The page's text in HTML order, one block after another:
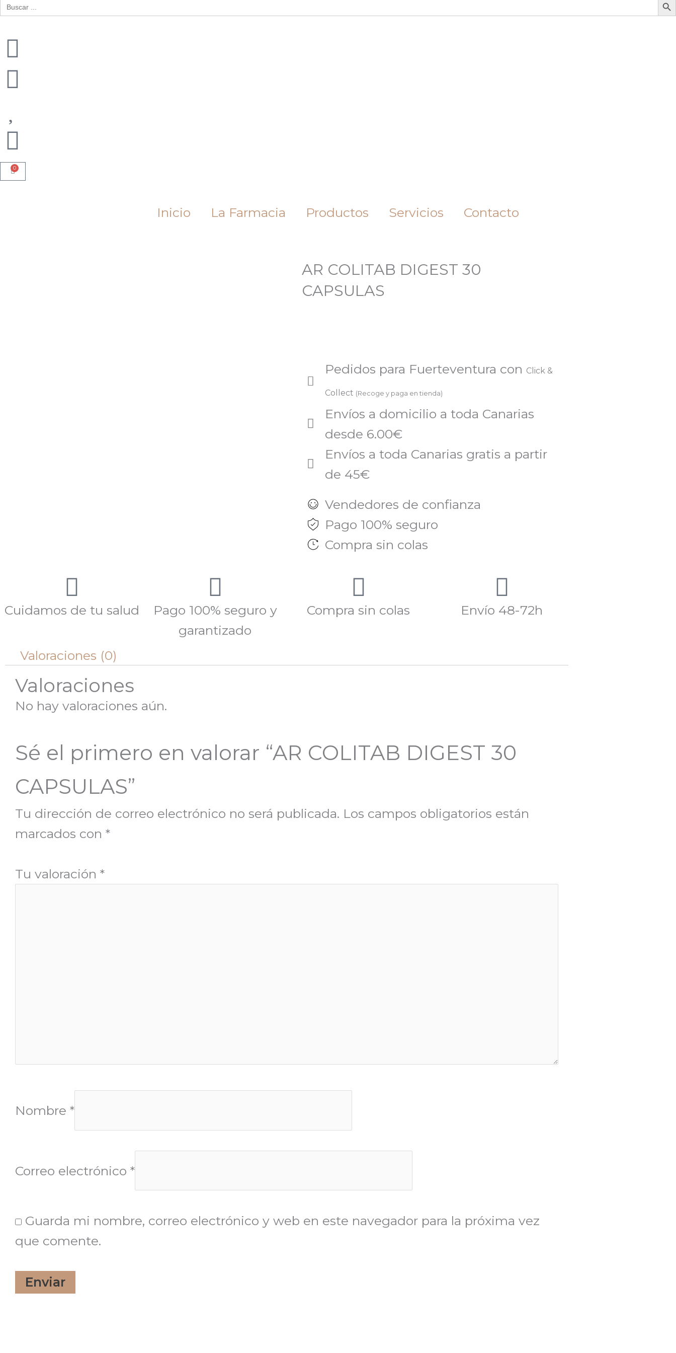
Buscar:
0
Cart
Inicio La Farmacia Productos Servicios Contacto
AR COLITAB DIGEST 30
CAPSULAS
Pedidos para Fuerteventura con Click &
Collect (Recoge y paga en tienda)
Envíos a domicilio a toda Canarias
desde 6.00€
Envíos a toda Canarias gratis a partir
de 45€
Vendedores de confianza
Pago 100% seguro
Compra sin colas
Cuidamos de tu salud
Pago 100% seguro y
garantizado
Compra sin colas Envío 48-72h
Valoraciones (0)
Valoraciones
No hay valoraciones aún.
Sé el primero en valorar “AR COLITAB DIGEST 30
CAPSULAS”
Tu dirección de correo electrónico no será publicada. Los campos obligatorios están
marcados con *
Tu valoración *
Nombre *
Correo electrónico *
Guarda mi nombre, correo electrónico y web en este navegador para la próxima vez
que comente.